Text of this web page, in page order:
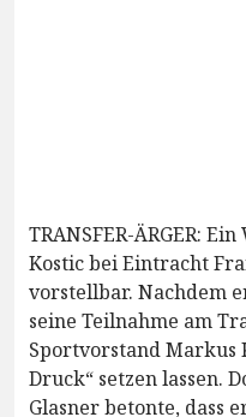
TRANSFER-ÄRGER:
Kostic bei Eintracht
vorstellbar. Nachdem
seine Teilnahme am
Sportvorstand Markus
Druck“ setzen lassen.
Glasner betonte, dass